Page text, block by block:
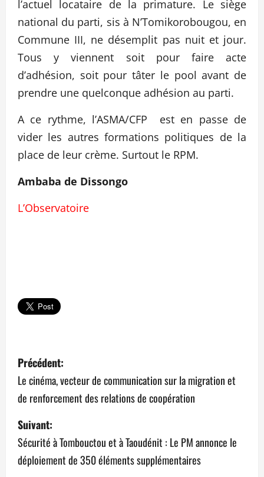
l’actuel locataire de la primature. Le siège
national du parti, sis à N’Tomikorobougou, en
Commune III, ne désemplit pas nuit et jour.
Tous y viennent soit pour faire acte
d’adhésion, soit pour tâter le pool avant de
prendre une quelconque adhésion au parti.
A ce rythme, l’ASMA/CFP est en passe de
vider les autres formations politiques de la
place de leur crème. Surtout le RPM.
Ambaba de Dissongo
L’Observatoire
N
a
v
i
g
Précédent:
Le cinéma, vecteur de communication sur la migration et
de renforcement des relations de coopération
Suivant:
Sécurité à Tombouctou et à Taoudénit : Le PM annonce le
déploiement de 350 éléments supplémentaires